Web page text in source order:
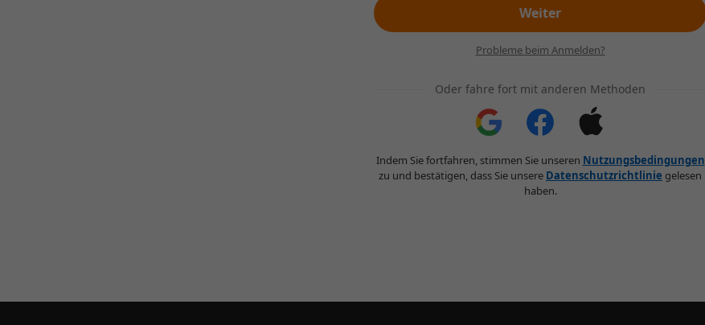
Weiter
Probleme beim Anmelden?
Oder fahre fort mit anderen Methoden
Indem Sie fortfahren, stimmen Sie unseren Nutzungsbedingungen
zu und bestätigen, dass Sie unsere Datenschutzrichtlinie gelesen
haben.